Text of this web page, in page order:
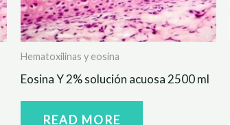
Hematoxilinas y eosina
Eosina Y 2% solución acuosa 2500 ml
READ MORE